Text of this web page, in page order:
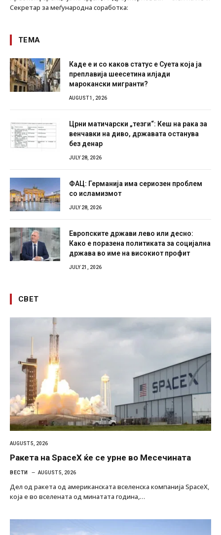
Секретар за меѓународна соработка:
ТЕМА
Каде е и со каков статус е Суета која ја
преплавија шеесетина илјади
марокански мигранти?
AUGUST 1, 2026
Црни матичарски „тезги“: Кеш на рака за
венчавки на диво, државата останува
без денар
JULY 28, 2026
ФАЦ: Германија има сериозен проблем
со исламизмот
JULY 28, 2026
Европските држави лево или десно:
Како е поразена политиката за социјална
држава во име на високиот профит
JULY 21, 2026
СВЕТ
AUGUST 5, 2026
Ракета на SpaceX ќе се урне во Месечината
ВЕСТИ AUGUST 5, 2026
Дел од ракета од американската вселенска компанија SpaceX,
која е во вселената од минатата година,…